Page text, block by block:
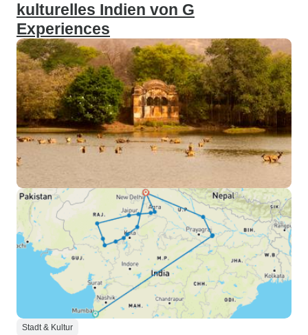
kulturelles Indien von G
Experiences
Stadt & Kultur